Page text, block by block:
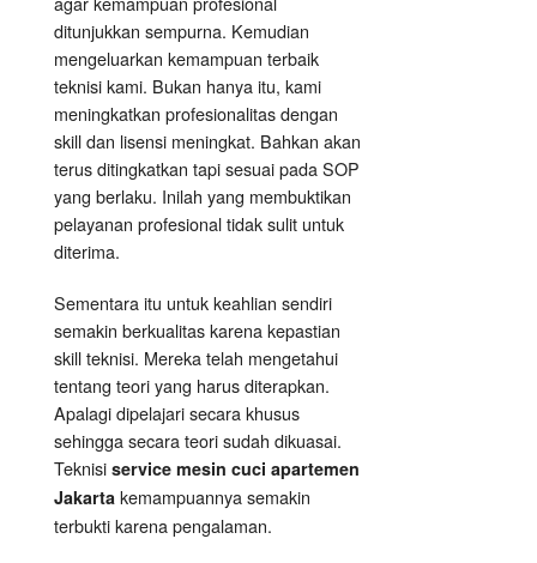
ditunjukkan sempurna. Kemudian
mengeluarkan kemampuan terbaik
teknisi kami. Bukan hanya itu, kami
meningkatkan profesionalitas dengan
skill dan lisensi meningkat. Bahkan akan
terus ditingkatkan tapi sesuai pada SOP
yang berlaku. Inilah yang membuktikan
pelayanan profesional tidak sulit untuk
diterima.
Sementara itu untuk keahlian sendiri
semakin berkualitas karena kepastian
skill teknisi. Mereka telah mengetahui
tentang teori yang harus diterapkan.
Apalagi dipelajari secara khusus
sehingga secara teori sudah dikuasai.
Teknisi service mesin cuci apartemen
Jakarta kemampuannya semakin
terbukti karena pengalaman.